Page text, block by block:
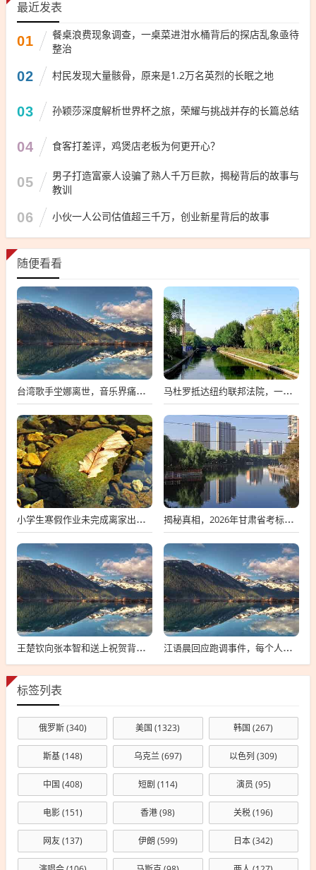
最近发表
01
餐桌浪费现象调查，一桌菜进泔水桶背后的探店乱象亟待
整治
02 村民发现大量骸骨，原来是1.2万名英烈的长眠之地
03 孙颖莎深度解析世界杯之旅，荣耀与挑战并存的长篇总结
04 食客打差评，鸡煲店老板为何更开心？
05
男子打造富豪人设骗了熟人千万巨款，揭秘背后的故事与
教训
06 小伙一人公司估值超三千万，创业新星背后的故事
随便看看
台湾歌手坣娜离世，音乐界痛失璀璨之星 马杜罗抵达纽约联邦法院，一场备受瞩目的司法之旅
小学生寒假作业未完成离家出走，深度探究背后的原因与应对策略 揭秘真相，2026年甘肃省考标准答案不实传闻背后的真相探索
王楚钦向张本智和送上祝贺背后的故事 江语晨回应跑调事件，每个人都有失误，理解并接纳是关键
标签列表
俄罗斯(340) 美国 (1323) 韩国 (267)
斯基(148) 乌克兰(697) 以色列 (309)
中国 (408) 短剧 (114) 演员 (95)
电影(151) 香港(98) 关税(196)
网友(137) 伊朗 (599) 日本(342)